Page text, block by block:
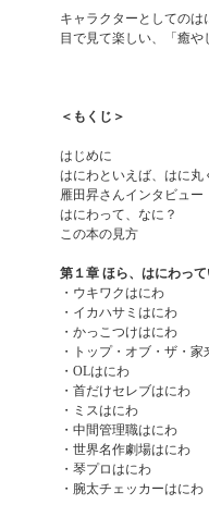
キャラクターとしての
目で見て楽しい、「癒
＜もくじ＞
はじめに
はにわといえば、はに
雁田昇さんインタビュー
はにわって、なに？
この本の見方
第１章 ほら、はにわっ
・ウキワクはにわ
・イカハサミはにわ
・かっこつけはにわ
・トップ・オブ・ザ・家
・OLはにわ
・首だけセレブはにわ
・ミスはにわ
・中間管理職はにわ
・世界名作劇場はにわ
・琴プロはにわ
・腕太チェッカーはにわ